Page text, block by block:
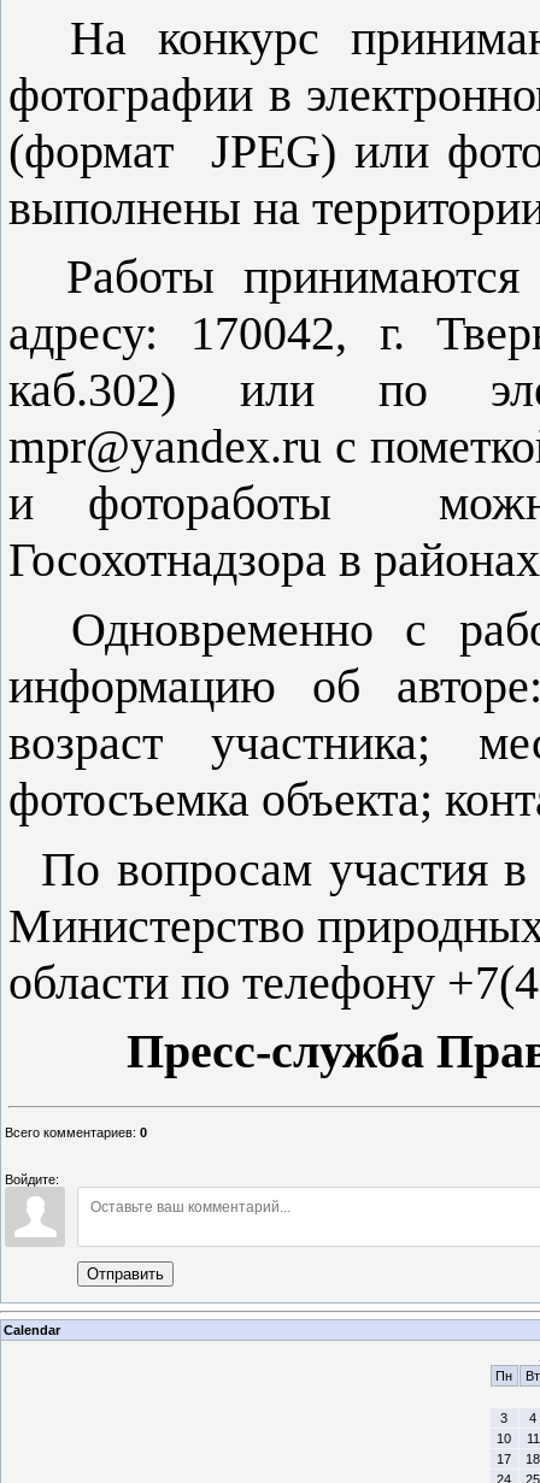
На конкурс
фотографии в
(формат JPEG) или
выполнены на
Работы принимаются
адресу: 170042, г.
каб.302) или по
mpr@yandex.ru с
и фотоработы
Госохотнадзора в
Одновременно с
информацию об
возраст участника;
фотосъемка объекта;
По вопросам участия
Министерство
области по телефону
Пресс-служба
Всего комментариев: 0
Войдите:
Отправить
Calendar
Пн
Вт
3
4
10
11
17
18
24
25